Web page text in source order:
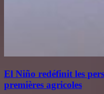
El Niño redéfinit les
premières agricoles